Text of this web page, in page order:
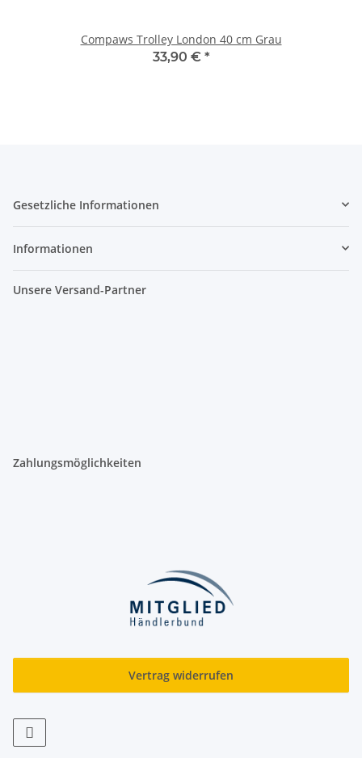
Compaws Trolley London 40 cm Grau
33,90 € *
Gesetzliche Informationen
Informationen
Unsere Versand-Partner
Zahlungsmöglichkeiten
Vertrag widerrufen